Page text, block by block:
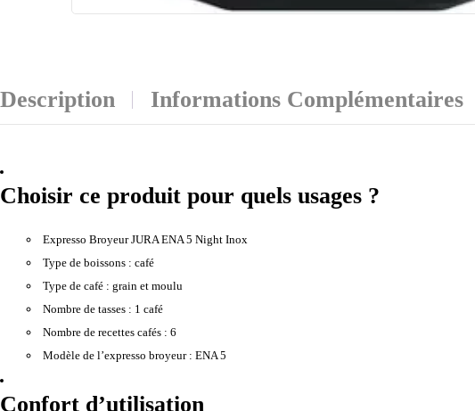
Description Informations Complémentaires
Choisir ce produit pour quels usages ?
Expresso Broyeur JURA ENA 5 Night Inox
Type de boissons : café
Type de café : grain et moulu
Nombre de tasses : 1 café
Nombre de recettes cafés : 6
Modèle de l’expresso broyeur : ENA 5
Confort d’utilisation